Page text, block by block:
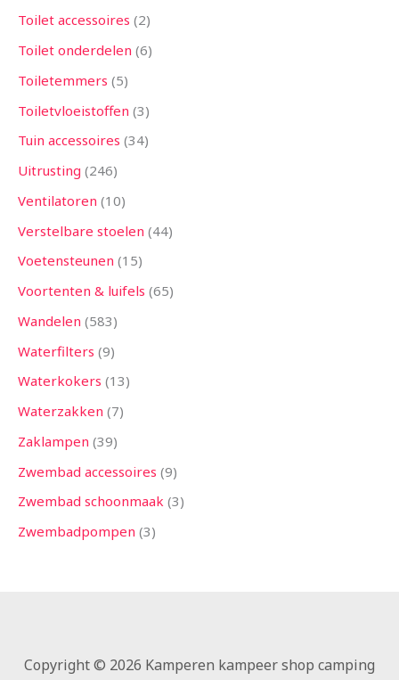
Toilet accessoires 2
Toilet onderdelen 6
Toiletemmers 5
Toiletvloeistoffen 3
Tuin accessoires 34
Uitrusting 246
Ventilatoren 10
Verstelbare stoelen 44
Voetensteunen 15
Voortenten & luifels 65
Wandelen 583
Waterfilters 9
Waterkokers 13
Waterzakken 7
Zaklampen 39
Zwembad accessoires 9
Zwembad schoonmaak 3
Zwembadpompen 3
Copyright © 2026 Kamperen kampeer shop camping